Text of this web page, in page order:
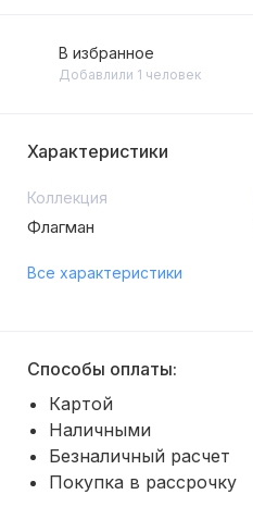
В избранное
Добавлили 1 человек
Характеристики
Коллекция
Флагман
Все характеристики
Способы оплаты:
Картой
Наличными
Безналичный расчет
Покупка в рассрочку